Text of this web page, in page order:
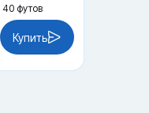
40 футов
Купить